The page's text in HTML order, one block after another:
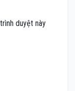
duyệt này